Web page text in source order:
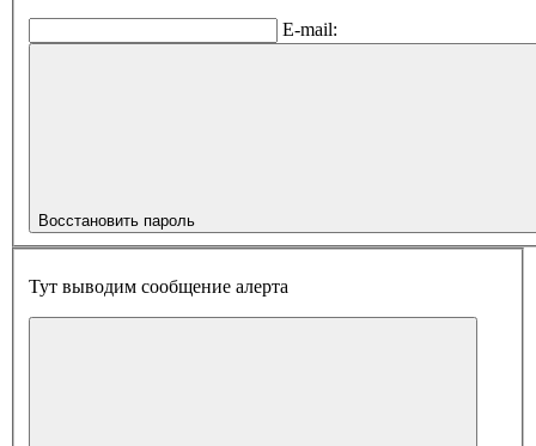
E-mail:
Восстановить пароль
Тут выводим сообщение алерта